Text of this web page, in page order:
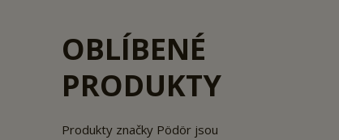
OBLÍBENÉ
PRODUKTY
Produkty značky Pödör jsou